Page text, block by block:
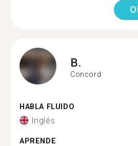
B.
Concord
HABLA FLUIDO
Inglés
APRENDE